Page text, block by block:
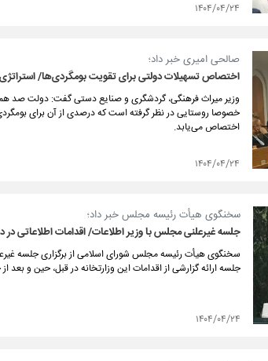
۱۴۰۴/۰۴/۲۴
صالحی امیری خبر داد؛
اختصاص تسهیلات دولتی برای تقویت بومگردی‌ها/
وزیر میراث فرهنگی، گردشگری و صنایع دستی گفت: دولت صد
خصوصا روستایی در نظر گرفته است که درصدی از آن برای
اختصاص می‌یابد.
۱۴۰۴/۰۴/۲۴
سخنگوی هیأت رئیسه مجلس خبر داد؛
جلسه غیرعلنی مجلس با وزیر اطلاعات/ اقدامات اطلاعاتی
سخنگوی هیأت رئیسه مجلس شورای اسلامی از برگزاری جلسه
جلسه ارائه گزارشی از اقدامات این وزارتخانه در قبل، حین و بعد از جنگ تحمیلی
۱۴۰۴/۰۴/۲۴